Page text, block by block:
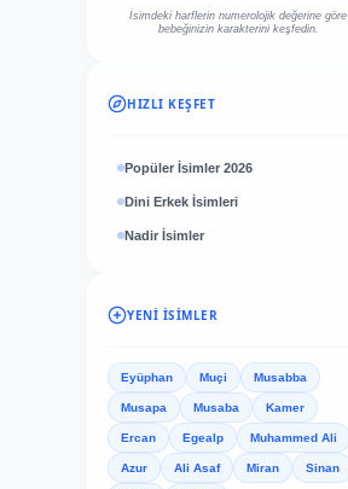
İsimdeki harflerin numerolojik değerine göre
bebeğinizin karakterini keşfedin.
HIZLI KEŞFET
Popüler İsimler 2026
Dini Erkek İsimleri
Nadir İsimler
YENI İSIMLER
Eyüphan Muçi Musabba
Musapa Musaba Kamer
Ercan Egealp Muhammed Ali
Azur Ali Asaf Miran Sinan